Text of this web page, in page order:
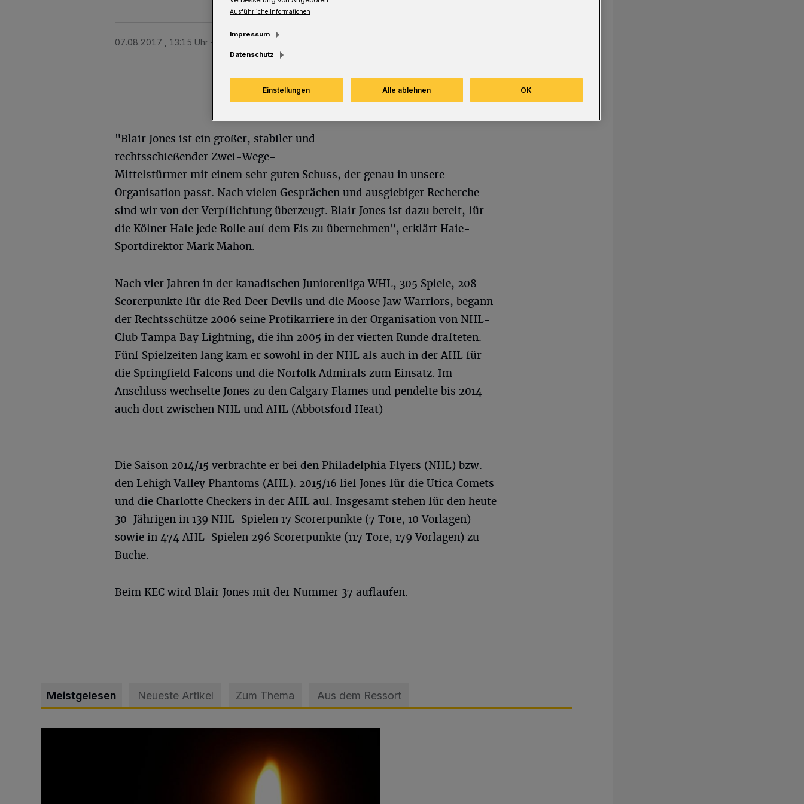
07.08.2017 , 13:15 Uhr
"Blair Jones ist ein großer, stabiler und
rechtsschießender Zwei-Wege-
Mittelstürmer mit einem sehr guten Schuss, der genau in unsere
Organisation passt. Nach vielen Gesprächen und ausgiebiger Recherche
sind wir von der Verpflichtung überzeugt. Blair Jones ist dazu bereit, für
die Kölner Haie jede Rolle auf dem Eis zu übernehmen", erklärt Haie-
Sportdirektor Mark Mahon.
Nach vier Jahren in der kanadischen Juniorenliga WHL, 305 Spiele, 208
Scorerpunkte für die Red Deer Devils und die Moose Jaw Warriors, begann
der Rechtsschütze 2006 seine Profikarriere in der Organisation von NHL-
Club Tampa Bay Lightning, die ihn 2005 in der vierten Runde drafteten.
Fünf Spielzeiten lang kam er sowohl in der NHL als auch in der AHL für
die Springfield Falcons und die Norfolk Admirals zum Einsatz. Im
Anschluss wechselte Jones zu den Calgary Flames und pendelte bis 2014
auch dort zwischen NHL und AHL (Abbotsford Heat)
Die Saison 2014/15 verbrachte er bei den Philadelphia Flyers (NHL) bzw.
den Lehigh Valley Phantoms (AHL). 2015/16 lief Jones für die Utica Comets
und die Charlotte Checkers in der AHL auf. Insgesamt stehen für den heute
30-Jährigen in 139 NHL-Spielen 17 Scorerpunkte (7 Tore, 10 Vorlagen)
sowie in 474 AHL-Spielen 296 Scorerpunkte (117 Tore, 179 Vorlagen) zu
Buche.
Beim KEC wird Blair Jones mit der Nummer 37 auflaufen.
Meistgelesen Neueste Artikel Zum Thema Aus dem Ressort
Ausführliche Informationen
Impressum
Datenschutz
Einstellungen Alle ablehnen OK